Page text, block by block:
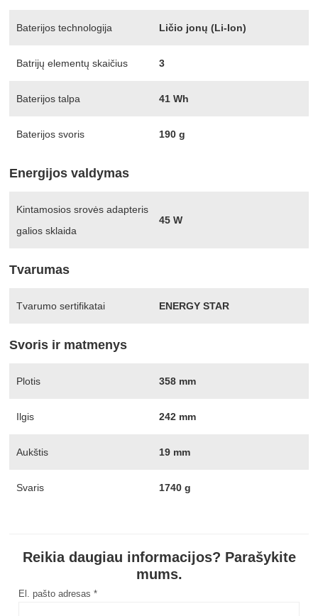
Baterijos technologija Ličio jonų (Li-Ion)
Batrijų elementų skaičius 3
Baterijos talpa 41 Wh
Baterijos svoris 190 g
Energijos valdymas
Kintamosios srovės adapteris
galios sklaida
45 W
Tvarumas
Tvarumo sertifikatai ENERGY STAR
Svoris ir matmenys
Plotis 358 mm
Ilgis 242 mm
Aukštis 19 mm
Svaris 1740 g
Reikia daugiau informacijos? Parašykite
mums.
El. pašto adresas *